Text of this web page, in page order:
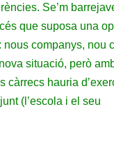
Se’m
que suposa una
companys, nou
situació, però
hauria
(l’escola i el seu